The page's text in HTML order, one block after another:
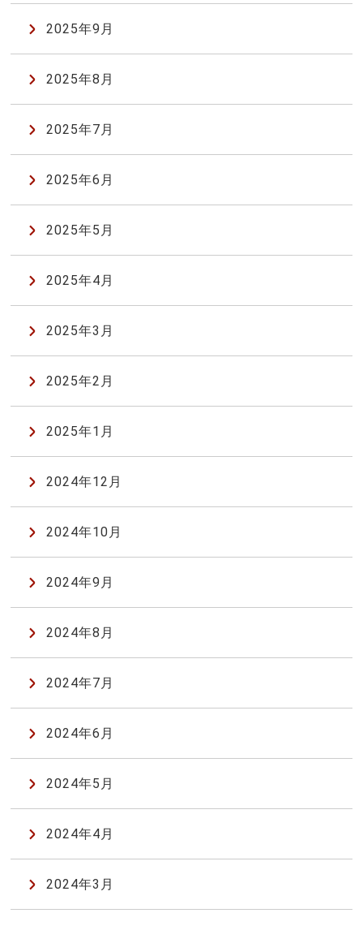
2025年9月
2025年8月
2025年7月
2025年6月
2025年5月
2025年4月
2025年3月
2025年2月
2025年1月
2024年12月
2024年10月
2024年9月
2024年8月
2024年7月
2024年6月
2024年5月
2024年4月
2024年3月